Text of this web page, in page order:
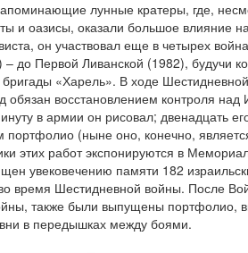
лунные кратеры, где,
и оазисы, оказали большое влияние
он участвовал еще в четырех
до Первой Ливанской (1982), будучи
бригады «Харель». В ходе
обязан восстановлением контроля
в армии он рисовал; двенадцать
портфолио (ныне оно, конечно,
этих работ экспонируются в
увековечению памяти 182
время Шестидневной войны. После
также были выпущены портфолио,
в передышках между боями.